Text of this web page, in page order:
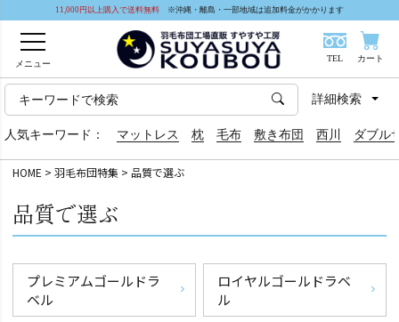
11,000円以上購入で送料無料 ※沖縄・離島・一部地域は追加料金がかかります
メニュー
TEL カート
人気キーワード： マットレス 枕 毛布 敷き布団 西川 ダブル
詳細検索
HOME 羽毛布団特集 品質で選ぶ
品質で選ぶ
プレミアムゴールドラ
ベル
ロイヤルゴールドラベ
ル